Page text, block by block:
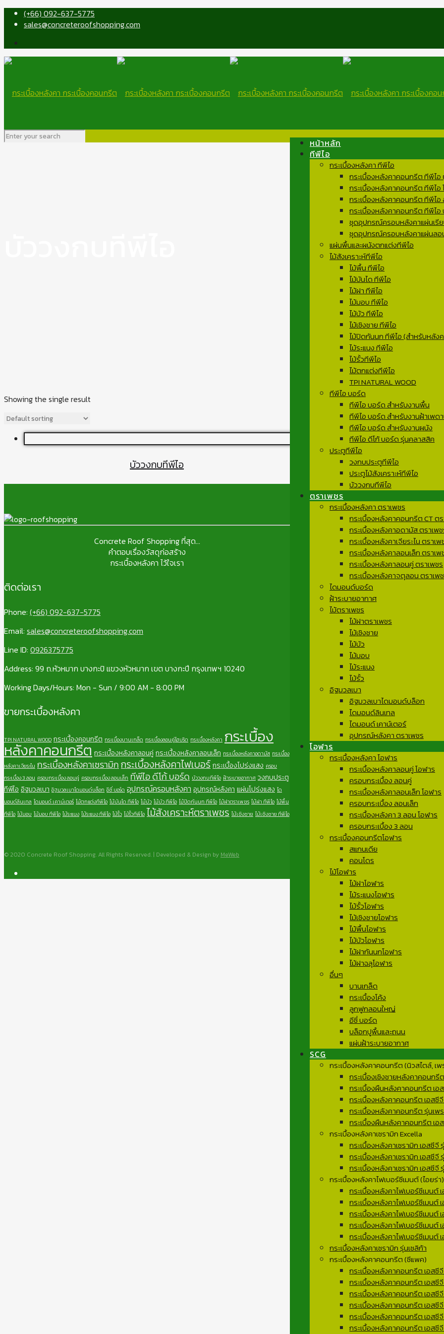
(+66) 092-637-5775
sales@concreteroofshopping.com
หน้าหลัก
ทีพีไอ
กระเบื้องหลังคา ทีพีไอ
กระเบื้องหลังคาคอนกรีต ทีพีไอ
กระเบื้องหลังคาคอนกรีต ทีพีไอ
กระเบื้องหลังคาคอนกรีต ทีพีไอ
กระเบื้องหลังคาคอนกรีต ทีพีไอ
ชุดอุปกรณ์ครอบหลังคาแผ่นเรี
ชุดอุปกรณ์ครอบหลังคาแผ่นลอ
แผ่นพื้นและผนังตกแต่งทีพีไอ
ไม้สังเคราะห์ทีพีไอ
ไม้พื้น ทีพีไอ
ไม้บันได ทีพีไอ
ไม้ฝา ทีพีไอ
ไม้มอบ ทีพีไอ
ไม้บัว ทีพีไอ
ไม้เชิงชาย ทีพีไอ
ไม้ปิดกันนก ทีพีไอ (สำหรับหลัง
ไม้ระแนง ทีพีไอ
ไม้รั้วทีพีไอ
ไม้ตกแต่งทีพีไอ
TPI NATURAL WOOD
ทีพีไอ บอร์ด
ทีพีไอ บอร์ด สำหรับงานพื้น
ทีพีไอ บอร์ด สำหรับงานฝ้าเพด
ทีพีไอ บอร์ด สำหรับงานผนัง
ทีพีไอ ดีโก้ บอร์ด รุ่นคลาสสิค
ประตูทีพีไอ
วงกบประตูทีพีไอ
ประตูไม้สังเคราะห์ทีพีไอ
บัววงกบทีพีไอ
ตราเพชร
กระเบื้องหลังคา ตราเพชร
กระเบื้องหลังคาคอนกรีต CT ต
กระเบื้องหลังคาอดามัส ตราเพ
กระเบื้องหลังคาเจียระไน ตราเพ
กระเบื้องหลังคาลอนเล็ก ตราเพ
กระเบื้องหลังคาลอนคู่ ตราเพชร
กระเบื้องหลังคาจตุลอน ตราเพ
ไดมอนด์บอร์ด
ฝ้าระบายอากาศ
ไม้ตราเพชร
ไม้ฝาตราเพชร
ไม้เชิงชาย
ไม้บัว
ไม้มอบ
ไม้ระแนง
ไม้รั้ว
อิฐมวลเบา
อิฐมวลเบาไดมอนด์บล็อก
ไดมอนด์ลินเทล
ไดมอนด์ เคาน์เตอร์
อุปกรณ์หลังคา ตราเพชร
โอฬาร
กระเบื้องหลังคา โอฬาร
กระเบื้องหลังคาลอนคู่ โอฬาร
ครอบกระเบื้อง ลอนคู่
กระเบื้องหลังคาลอนเล็ก โอฬาร
ครอบกระเบื้อง ลอนเล็ก
กระเบื้องหลังคา 3 ลอน โอฬาร
ครอบกระเบื้อง 3 ลอน
กระเบื้องคอนกรีตโอฬาร
สแกนเดีย
คอนโดร
ไม้โอฬาร
ไม้ฝาโอฬาร
ไม้ระแนงโอฬาร
ไม้รั้วโอฬาร
ไม้เชิงชายโอฬาร
ไม้พื้นโอฬาร
ไม้บัวโอฬาร
ไม้ฝากันนกโอฬาร
ไม้ฝาฉลุโอฬาร
อื่นๆ
บานเกล็ด
กระเบื้องโค้ง
ลูกฟูกลอนใหญ่
อีซี่ บอร์ด
บล็อกปูพื้นและถนน
แผ่นฝ้าระบายอากาศ
SCG
กระเบื้องหลังคาคอนกรีต (นิวสไตล์, เ
กระเบื้องเชิงชายหลังคาคอนกรี
กระเบื้องผืนหลังคาคอนกรีต เอ
กระเบื้องหลังคาคอนกรีต เอสซี
กระเบื้องหลังคาคอนกรีต รุ่นเพ
กระเบื้องผืนหลังคาคอนกรีต เอ
กระเบื้องหลังคาเซรามิก Excella
กระเบื้องหลังคาเซรามิก เอสซีจี
กระเบื้องหลังคาเซรามิก เอสซีจี
กระเบื้องหลังคาเซรามิก เอสซีจี
กระเบื้องหลังคาไฟเบอร์ซีเมนต์ (ไอยร่า)
กระเบื้องหลังคาไฟเบอร์ซีเมนต์
กระเบื้องหลังคาไฟเบอร์ซีเมนต์
กระเบื้องหลังคาไฟเบอร์ซีเมนต์
กระเบื้องหลังคาไฟเบอร์ซีเมนต์
กระเบื้องหลังคาไฟเบอร์ซีเมนต์
กระเบื้องหลังคาเซรามิก รุ่นเซลิก้า
กระเบื้องหลังคาคอนกรีต (ซีแพค)
กระเบื้องหลังคาคอนกรีต เอสซี
กระเบื้องหลังคาคอนกรีต เอสซี
กระเบื้องหลังคาคอนกรีต เอสซี
กระเบื้องหลังคาคอนกรีต เอสซี
กระเบื้องหลังคาคอนกรีต เอสซี
กระเบื้องหลังคาคอนกรีต เอสซี
Showing the single result
บัววงกบทีพีไอ
Concrete Roof Shopping ที่สุด...
คำตอบเรื่องวัสดุก่อสร้าง
กระเบื้องหลังคา ไว้ใจเรา
ติดต่อเรา
Phone: (+66) 092-637-5775
Email: sales@concreteroofshopping.com
Line ID: 0926375775
Address: 99 ถ.หัวหมาก บางกะปิ แขวงหัวหมาก เขต บางกะปี กรุงเทพฯ 10240
Working Days/Hours: Mon - Sun / 9:00 AM - 8:00 PM
ขายกระเบื้องหลังคา
TPI NATURAL WOOD กระเบื้องคอนกรีต กระเบื้องบานเกล็ด กระเบื้องลอนคู่ไฮบริด กระเบื้องหลังคา กระเบื้อง
หลังคาคอนกรีตกระเบื้องหลังคาลอนคู่ กระเบื้องหลังคาลอนเล็ก กระเบื้องหลังคาอดามัส กระเบื้อง
หลังคาเจียระไน กระเบื้องหลังคาเซรามิกกระเบื้องหลังคาไฟเบอร์กระเบื้องโปร่งแสง ครอบ
กระเบื้อง 3 ลอน ครอบกระเบื้อง ลอนคู่ ครอบกระเบื้อง ลอนเล็ก ทีพีไอ ดีโก้ บอร์ด บัววงกบทีพีไอ ฝ้าระบายอากาศ วงกบประตู
ทีพีไอ อิฐมวลเบา อิฐมวลเบาไดมอนด์บล็อก อีซี่ บอร์ด อุปกรณ์ครอบหลังคา อุปกรณ์หลังคา แผ่นโปร่งแสง ได
มอนด์ลินเทล ไดมอนด์ เคาน์เตอร์ ไม้ตกแต่งทีพีไอ ไม้บันได ทีพีไอ ไม้บัว ไม้บัว ทีพีไอ ไม้ปิดกันนก ทีพีไอ ไม้ฝาตราเพชร ไม้ฝา ทีพีไอ ไม้พื้น
ทีพีไอ ไม้มอบ ไม้มอบ ทีพีไอ ไม้ระแนง ไม้ระแนง ทีพีไอ ไม้รั้ว ไม้รั้วทีพีไอ ไม้สังเคราะห์ตราเพชร ไม้เชิงชาย ไม้เชิงชาย ทีพีไอ
© 2020 Concrete Roof Shopping. All Rights Reserved. | Developed & Design by MeWeb